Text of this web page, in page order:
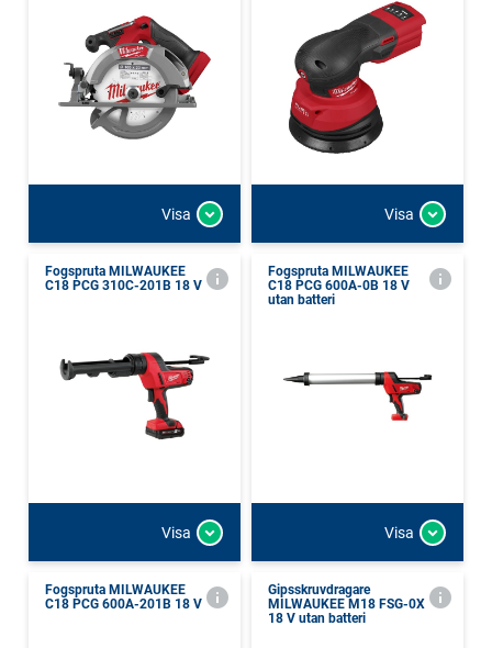
Visa Visa
Fogspruta MILWAUKEE
C18 PCG 310C-201B 18 V
Visa
Fogspruta MILWAUKEE
C18 PCG 600A-0B 18 V
utan batteri
Visa
Fogspruta MILWAUKEE
C18 PCG 600A-201B 18 V
Gipsskruvdragare
MILWAUKEE M18 FSG-0X
18 V utan batteri